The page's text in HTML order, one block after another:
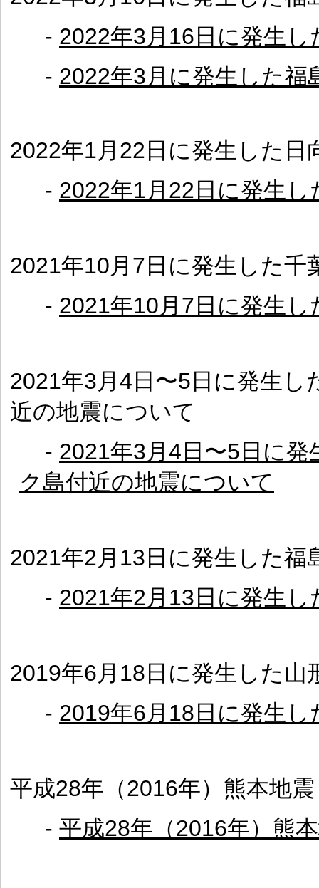
- 2022年3月16日に発生
- 2022年3月に発生した福
2022年1月22日に発生した日
- 2022年1月22日に発生
2021年10月7日に発生した千
- 2021年10月7日に発生
2021年3月4日〜5日に発生
近の地震について
- 2021年3月4日〜5日に
ク島付近の地震について
2021年2月13日に発生した福
- 2021年2月13日に発生
2019年6月18日に発生した山
- 2019年6月18日に発生
平成28年（2016年）熊本地震
- 平成28年（2016年）熊